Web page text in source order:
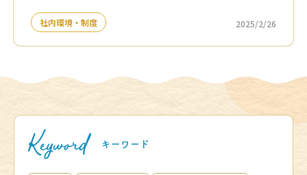
社内環境・制度 2025/2/26